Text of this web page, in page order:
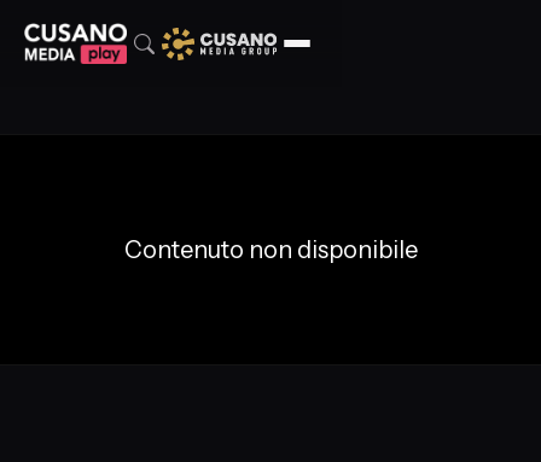
Contenuto non disponibile